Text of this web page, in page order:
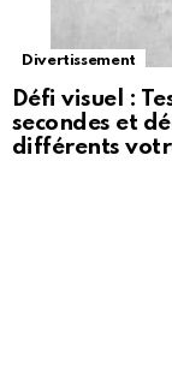
Divertissement
Défi visuel :
secondes et
différents